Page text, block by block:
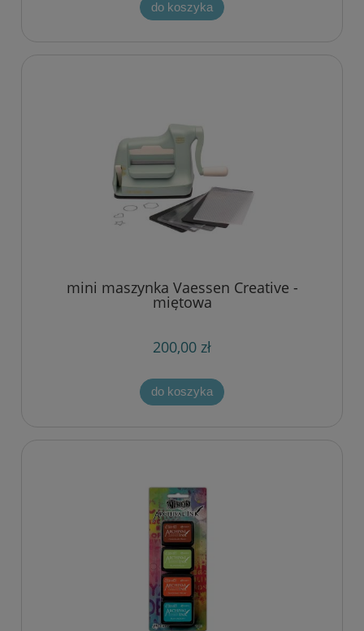
do koszyka
mini maszynka Vaessen Creative -
miętowa
200,00 zł
do koszyka